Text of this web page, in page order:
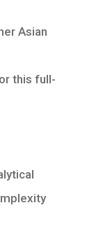
Asian
this full-